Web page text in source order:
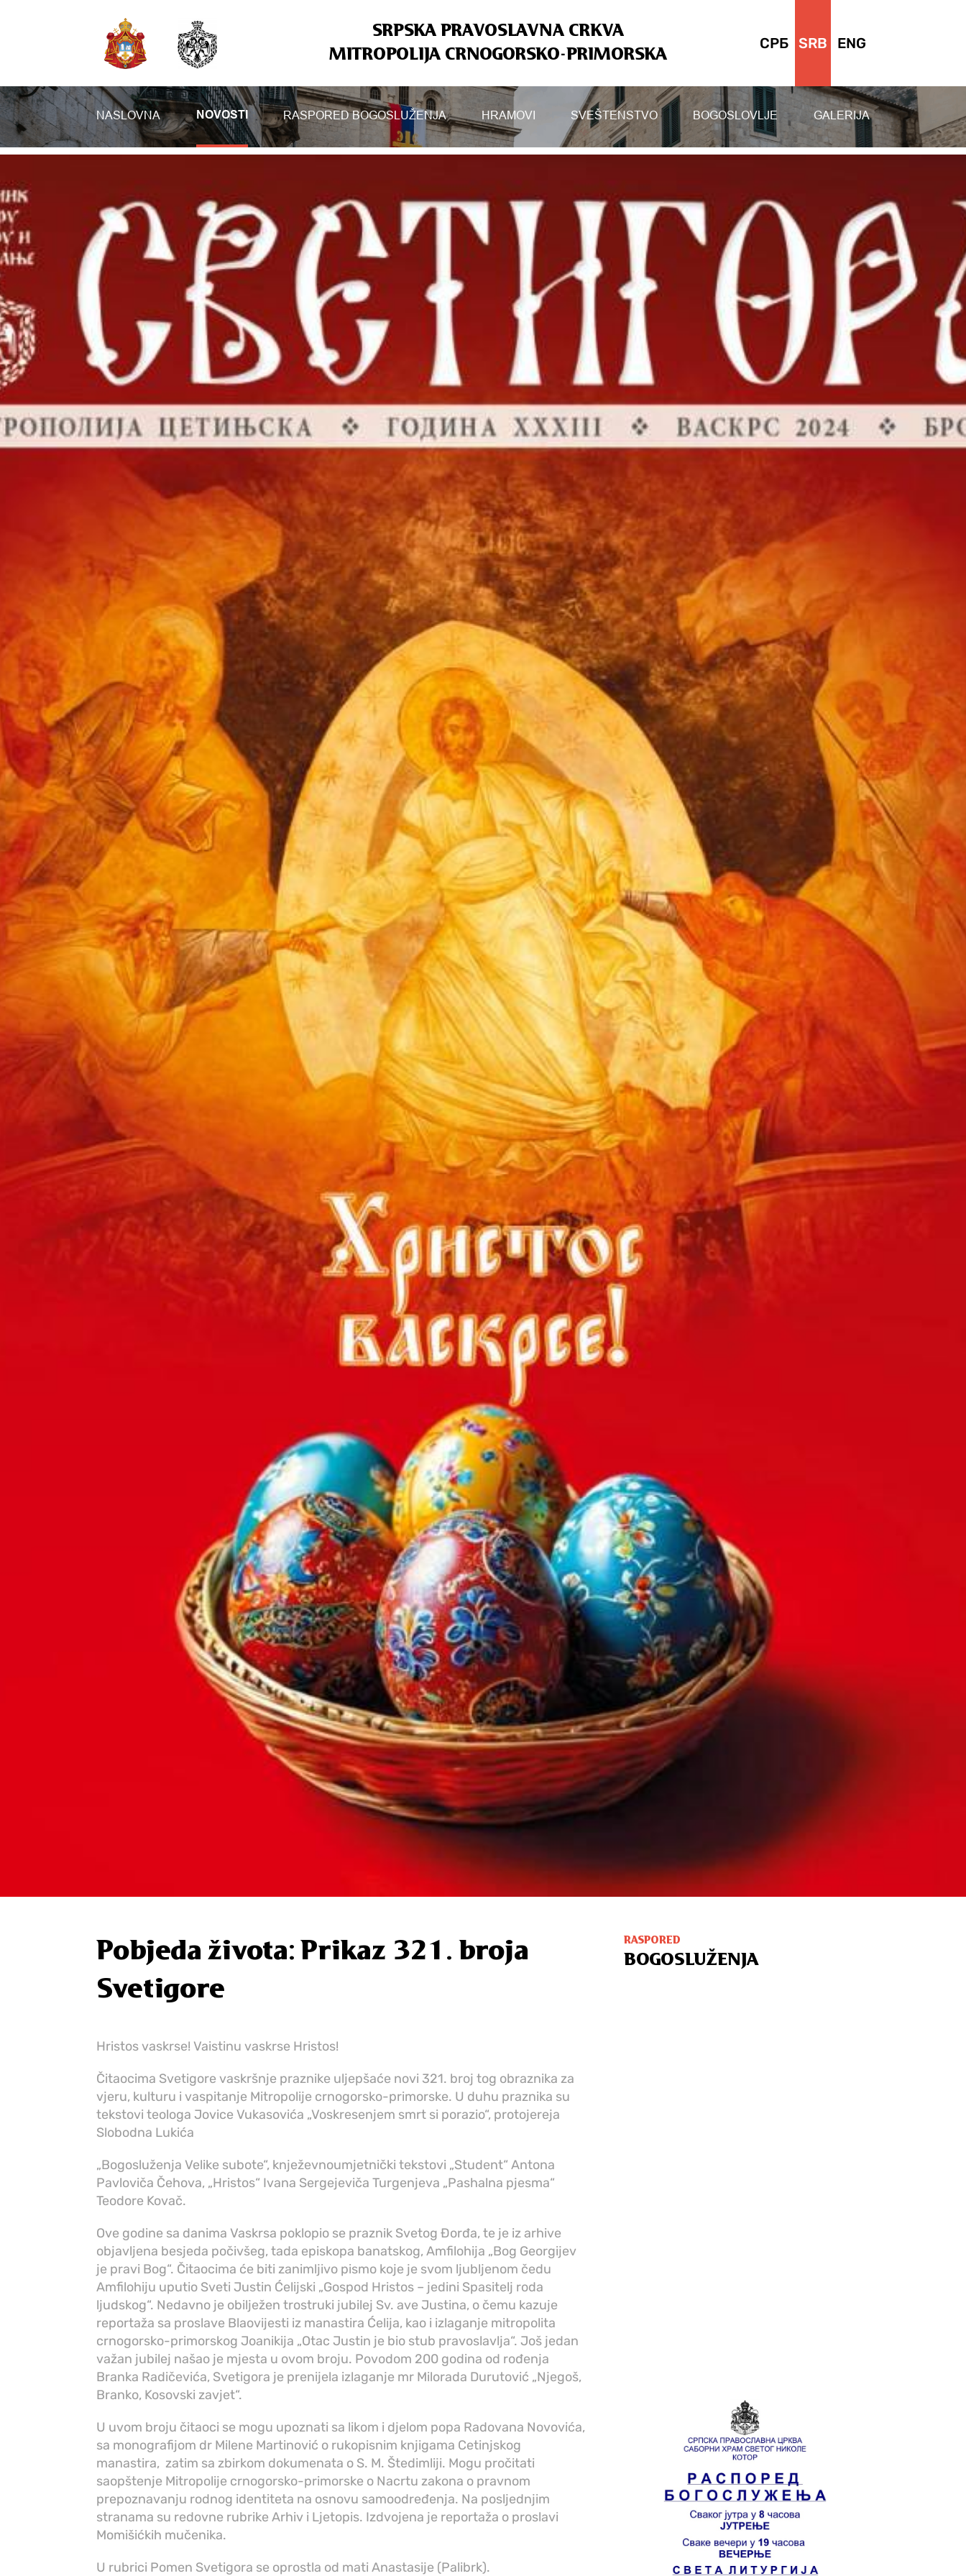
SRPSKA PRAVOSLAVNA CRKVA
MITROPOLIJA CRNOGORSKO-PRIMORSKA
СРБ SRB ENG
NASLOVNA NOVOSTI RASPORED BOGOSLUŽENJA HRAMOVI SVEŠTENSTVO BOGOSLOVLJE GALERIJA
Pobjeda života: Prikaz 321. broja
Svetigore
Hristos vaskrse! Vaistinu vaskrse Hristos!
Čitaocima Svetigore vaskršnje praznike uljepšaće novi 321. broj tog obraznika za
vjeru, kulturu i vaspitanje Mitropolije crnogorsko-primorske. U duhu praznika su
tekstovi teologa Jovice Vukasovića „Voskresenjem smrt si porazio“, protojereja
Slobodna Lukića
„Bogosluženja Velike subote“, knježevnoumjetnički tekstovi „Student“ Antona
Pavloviča Čehova, „Hristos“ Ivana Sergejeviča Turgenjeva „Pashalna pjesma“
Teodore Kovač.
Ove godine sa danima Vaskrsa poklopio se praznik Svetog Đorđa, te je iz arhive
objavljena besjeda počivšeg, tada episkopa banatskog, Amfilohija „Bog Georgijev
je pravi Bog“. Čitaocima će biti zanimljivo pismo koje je svom ljubljenom čedu
Amfilohiju uputio Sveti Justin Ćelijski „Gospod Hristos – jedini Spasitelj roda
ljudskog“. Nedavno je obilježen trostruki jubilej Sv. ave Justina, o čemu kazuje
reportaža sa proslave Blaovijesti iz manastira Ćelija, kao i izlaganje mitropolita
crnogorsko-primorskog Joanikija „Otac Justin je bio stub pravoslavlja“. Još jedan
važan jubilej našao je mjesta u ovom broju. Povodom 200 godina od rođenja
Branka Radičevića, Svetigora je prenijela izlaganje mr Milorada Durutović „Njegoš,
Branko, Kosovski zavjet“.
U uvom broju čitaoci se mogu upoznati sa likom i djelom popa Radovana Novovića,
sa monografijom dr Milene Martinović o rukopisnim knjigama Cetinjskog
manastira, zatim sa zbirkom dokumenata o S. M. Štedimliji. Mogu pročitati
saopštenje Mitropolije crnogorsko-primorske o Nacrtu zakona o pravnom
prepoznavanju rodnog identiteta na osnovu samoodređenja. Na posljednjim
stranama su redovne rubrike Arhiv i Ljetopis. Izdvojena je reportaža o proslavi
Momišićkih mučenika.
U rubrici Pomen Svetigora se oprostla od mati Anastasije (Palibrk).
RASPORED
BOGOSLUŽENJA